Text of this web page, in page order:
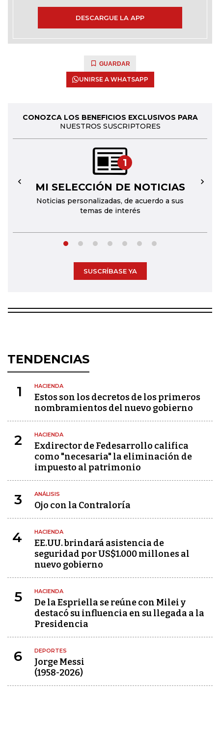
DESCARGUE LA APP
GUARDAR
UNIRSE A WHATSAPP
CONOZCA LOS BENEFICIOS EXCLUSIVOS PARA
NUESTROS SUSCRIPTORES
1
MI SELECCIÓN DE NOTICIAS
Noticias personalizadas, de acuerdo a sus
temas de interés
← →
SUSCRÍBASE YA
TENDENCIAS
1 HACIENDA
Estos son los decretos de los primeros
nombramientos del nuevo gobierno
2 HACIENDA
Exdirector de Fedesarrollo califica
como "necesaria" la eliminación de
impuesto al patrimonio
3 ANÁLISIS
Ojo con la Contraloría
4 HACIENDA
EE.UU. brindará asistencia de
seguridad por US$1.000 millones al
nuevo gobierno
5 HACIENDA
De la Espriella se reúne con Milei y
destacó su influencia en su llegada a la
Presidencia
6 DEPORTES
Jorge Messi
(1958-2026)